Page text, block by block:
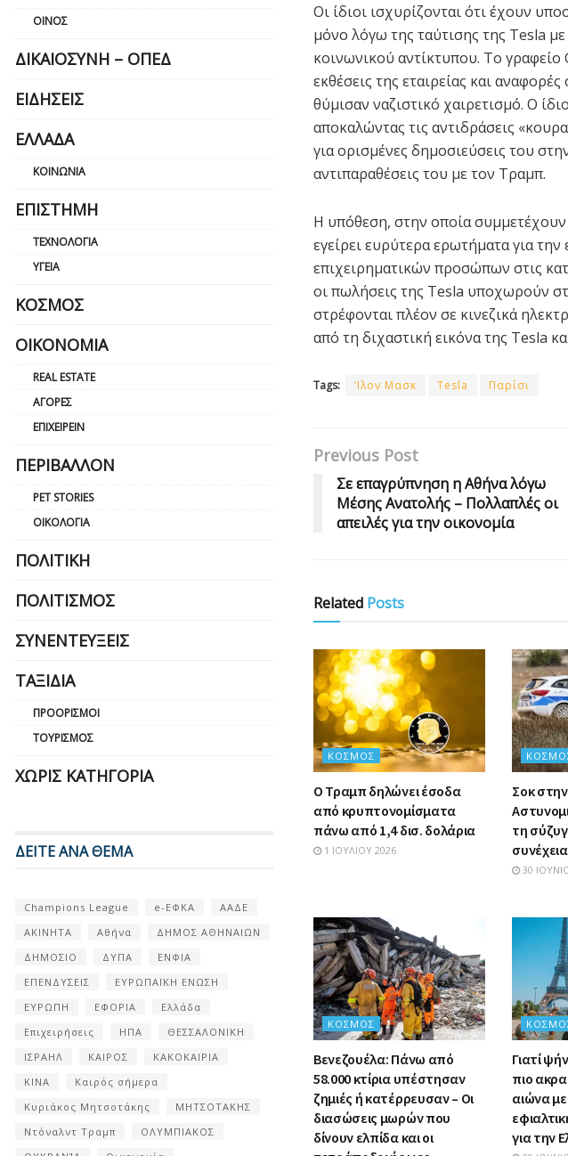
Οι ίδιοι ισχυρίζονται ότι έχουν
μόνο λόγω της ταύτισης της Tesla
κοινωνικού αντίκτυπου. Το γραφείο
εκθέσεις της εταιρείας και
θύμισαν ναζιστικό χαιρετισμό. Ο
αποκαλώντας τις αντιδράσεις
για ορισμένες δημοσιεύσεις του
αντιπαραθέσεις του με τον Τραμπ.
Η υπόθεση, στην οποία
εγείρει ευρύτερα ερωτήματα για
επιχειρηματικών προσώπων στις
οι πωλήσεις της Tesla υποχωρούν
στρέφονται πλέον σε κινεζικά
από τη διχαστική εικόνα της Tesla
Tags: ‘Ιλον Μασκ Tesla Παρίσι
Previous Post
Σε επαγρύπνηση η Αθήνα λόγω
Μέσης Ανατολής – Πολλαπλές οι
απειλές για την οικονομία
Related Posts
ΚΌΣΜΟΣ
Ο Τραμπ δηλώνει έσοδα
από κρυπτονομίσματα
πάνω από 1,4 δισ. δολάρια
1 ΙΟΥΛΊΟΥ 2026
Σοκ
τη
30
ΚΌΣΜΟΣ
Βενεζουέλα: Πάνω από
58.000 κτίρια υπέστησαν
ζημιές ή κατέρρευσαν – Οι
διασώσεις μωρών που
δίνουν ελπίδα και οι
Γιατί
πιο
αιώνα
για την
ΟΊΝΟΣ
ΔΙΚΑΙΟΣΎΝΗ – ΟΠΕΔ
ΕΙΔΉΣΕΙΣ
ΕΛΛΆΔΑ
ΚΟΙΝΩΝΊΑ
ΕΠΙΣΤΉΜΗ
ΤΕΧΝΟΛΟΓΊΑ
ΥΓΕΊΑ
ΚΌΣΜΟΣ
ΟΙΚΟΝΟΜΊΑ
REAL ESTATE
ΑΓΟΡΈΣ
ΕΠΙΧΕΙΡΕΊΝ
ΠΕΡΙΒΆΛΛΟΝ
PET STORIES
ΟΙΚΟΛΟΓΊΑ
ΠΟΛΙΤΙΚΉ
ΠΟΛΙΤΙΣΜΌΣ
ΣΥΝΕΝΤΕΎΞΕΙΣ
ΤΑΞΊΔΙΑ
ΠΡΟΟΡΙΣΜΟΊ
ΤΟΥΡΙΣΜΌΣ
ΧΩΡΊΣ ΚΑΤΗΓΟΡΊΑ
ΔΕΙΤΕ ΑΝΑ ΘΕΜΑ
Champions League e-ΕΦΚΑ
ΑΑΔΕ
ΑΚΙΝΗΤΑ
Αθήνα
ΔΗΜΟΣ ΑΘΗΝΑΙΩΝ
ΔΗΜΟΣΙΟ
ΔΥΠΑ
ΕΝΦΙΑ
ΕΠΕΝΔΥΣΕΙΣ
ΕΥΡΩΠΑΪΚΗ ΕΝΩΣΗ
ΕΥΡΩΠΗ
ΕΦΟΡΙΑ
Ελλάδα
Επιχειρήσεις
ΗΠΑ
ΘΕΣΣΑΛΟΝΙΚΗ
ΙΣΡΑΗΛ
ΚΑΙΡΟΣ
ΚΑΚΟΚΑΙΡΙΑ
ΚΙΝΑ
Καιρός σήμερα
Κυριάκος Μητσοτάκης
ΜΗΤΣΟΤΑΚΗΣ
Ντόναλντ Τραμπ
ΟΛΥΜΠΙΑΚΟΣ